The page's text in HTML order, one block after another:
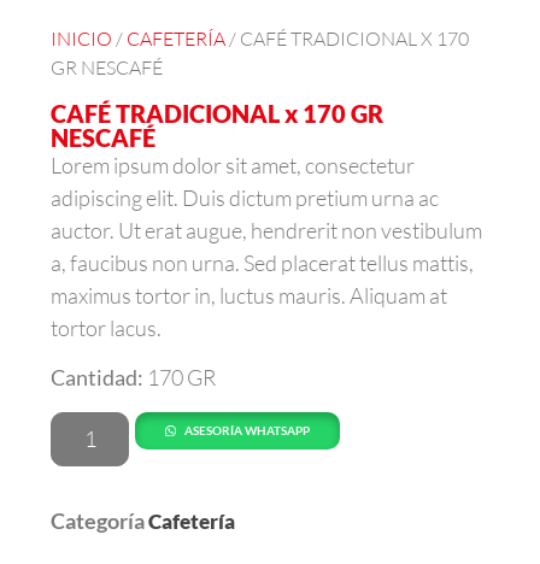
INICIO / CAFETERÍA/ CAFÉ TRADICIONAL X 170
GR NESCAFÉ
CAFÉ TRADICIONAL x 170 GR
NESCAFÉ
Lorem ipsum dolor sit amet, consectetur
adipiscing elit. Duis dictum pretium urna ac
auctor. Ut erat augue, hendrerit non vestibulum
a, faucibus non urna. Sed placerat tellus mattis,
maximus tortor in, luctus mauris. Aliquam at
tortor lacus.
Cantidad: 170 GR
ASESORÍA WHATSAPP
CategoríaCafetería